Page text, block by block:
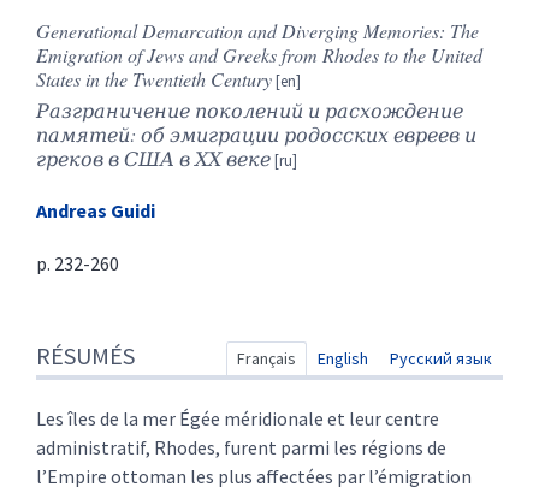
Generational Demarcation and Diverging Memories: The
Emigration of Jews and Greeks from Rhodes to the United
States in the Twentieth Century
Разграничение поколений и расхождение
памятей: обэмиграции родосскихевреев и
грековвСША в ХХвеке
Andreas Guidi
p. 232-260
Index
Texte
Citer cet article
Auteur
RÉSUMÉS Français English Русский язык
Les îles de la mer Égée méridionale et leur centre
administratif, Rhodes, furent parmi les régions de
l’Empire ottoman les plus affectées par l’émigration